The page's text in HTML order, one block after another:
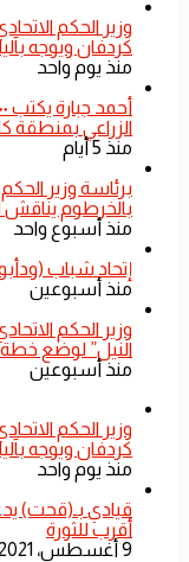
مباشرة
​وزير الحكم
كردفان ويوجه
منذ يوم واحد
الزراعي بمنطقة
منذ 5 أيام
​برئاسة وزير
بالخرطوم يناقش
منذ أسبوع واحد
إتحاد شباب
منذ أسبوعين
وزير الحكم
النيل” لوضع خطة
منذ أسبوعين
​وزير الحكم
كردفان ويوجه
منذ يوم واحد
قيادي بـ(قحت)
أقرب للثورة
9 أغسطس، 2021